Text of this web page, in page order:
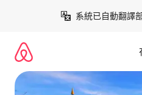
系統已自動翻譯